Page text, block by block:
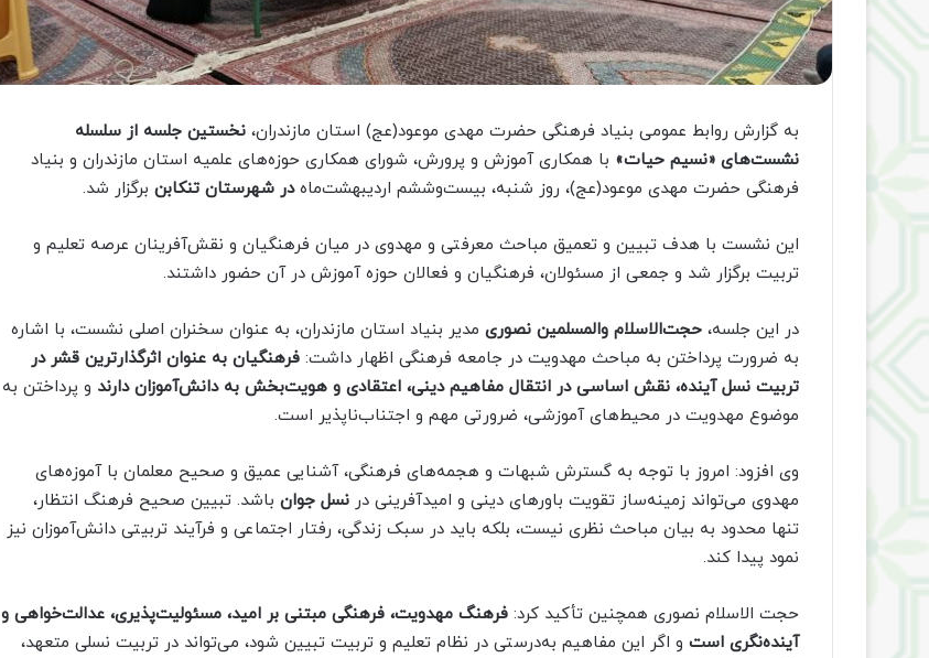
به گزارش روابط عمومی بنیاد فرهنگی حضرت مهدی موعود(عج) استان مازندران، نخستین جلسه از سلسله
نشست‌های «نسیم حیات» با همکاری آموزش و پرورش، شورای همکاری حوزه‌های علمیه استان مازندران و بنیاد
فرهنگی حضرت مهدی موعود(عج)، روز شنبه، بیست‌وششم اردیبهشت‌ماهدر شهرستان تنکابن برگزار شد.
این نشست با هدف تبیین و تعمیق مباحث معرفتی و مهدوی در میان فرهنگیان و نقش‌آفرینان عرصه تعلیم و
تربیت برگزار شد و جمعی از مسئولان، فرهنگیان و فعالان حوزه آموزش در آن حضور داشتند.
در این جلسه، حجت‌الاسلام والمسلمین نصوری مدیر بنیاد استان مازندران، به عنوان سخنران اصلی نشست، با اشاره
به ضرورت پرداختن به مباحث مهدویت در جامعه فرهنگی اظهار داشت: فرهنگیان به عنوان اثرگذارترین قشر در
تربیت نسل آینده، نقش اساسی در انتقال مفاهیم دینی، اعتقادی و هویت‌بخش به دانش‌آموزان دارند و پرداختن به
موضوع مهدویت در محیط‌های آموزشی، ضرورتی مهم و اجتناب‌ناپذیر است.
وی افزود: امروز با توجه به گسترش شبهات و هجمه‌های فرهنگی، آشنایی عمیق و صحیح معلمان با آموزه‌های
مهدوی می‌تواند زمینه‌ساز تقویت باورهای دینی و امیدآفرینی در نسل جوان باشد. تبیین صحیح فرهنگ انتظار،
تنها محدود به بیان مباحث نظری نیست، بلکه باید در سبک زندگی، رفتار اجتماعی و فرآیند تربیتی دانش‌آموزان نیز
نمود پیدا کند.
حجت الاسلام نصوری همچنین تأکید کرد: فرهنگ مهدویت، فرهنگی مبتنی بر امید، مسئولیت‌پذیری، عدالت‌خواهی و
آینده‌نگری است و اگر این مفاهیم به‌درستی در نظام تعلیم و تربیت تبیین شود، می‌تواند در تربیت نسلی متعهد،